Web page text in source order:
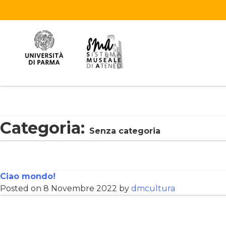
Categoria: Senza categoria
Ciao mondo!
Posted on 8 Novembre 2022 by dmcultura